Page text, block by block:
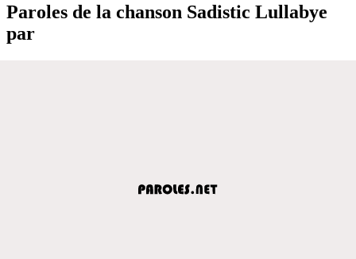
Paroles de la chanson Sadistic Lullabye
par